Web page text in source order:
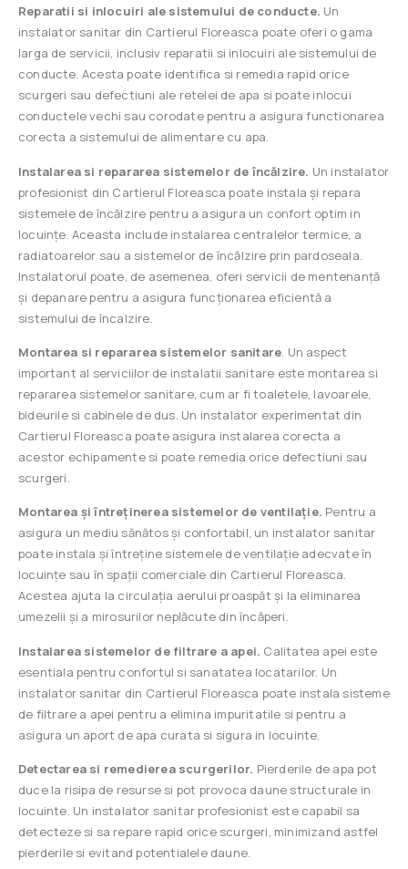
Reparatii si inlocuiri ale sistemului de conducte. Un
instalator sanitar din Cartierul Floreasca poate oferi o gama
larga de servicii, inclusiv reparatii si inlocuiri ale sistemului de
conducte. Acesta poate identifica si remedia rapid orice
scurgeri sau defectiuni ale retelei de apa si poate inlocui
conductele vechi sau corodate pentru a asigura functionarea
corecta a sistemului de alimentare cu apa.
Instalarea si repararea sistemelor de încălzire. Un instalator
profesionist din Cartierul Floreasca poate instala și repara
sistemele de încălzire pentru a asigura un confort optim in
locuințe. Aceasta include instalarea centralelor termice, a
radiatoarelor sau a sistemelor de încălzire prin pardoseala.
Instalatorul poate, de asemenea, oferi servicii de mentenanță
și depanare pentru a asigura funcționarea eficientă a
sistemului de încalzire.
Montarea si repararea sistemelor sanitare. Un aspect
important al serviciilor de instalatii sanitare este montarea si
repararea sistemelor sanitare, cum ar fi toaletele, lavoarele,
bideurile si cabinele de dus. Un instalator experimentat din
Cartierul Floreasca poate asigura instalarea corecta a
acestor echipamente si poate remedia orice defectiuni sau
scurgeri.
Montarea și întreținerea sistemelor de ventilație. Pentru a
asigura un mediu sănătos și confortabil, un instalator sanitar
poate instala și întreține sistemele de ventilație adecvate în
locuințe sau în spații comerciale din Cartierul Floreasca.
Acestea ajuta la circulația aerului proaspăt și la eliminarea
umezelii și a mirosurilor neplăcute din încăperi.
Instalarea sistemelor de filtrare a apei. Calitatea apei este
esentiala pentru confortul si sanatatea locatarilor. Un
instalator sanitar din Cartierul Floreasca poate instala sisteme
de filtrare a apei pentru a elimina impuritatile si pentru a
asigura un aport de apa curata si sigura in locuinte.
Detectarea si remedierea scurgerilor. Pierderile de apa pot
duce la risipa de resurse si pot provoca daune structurale in
locuinte. Un instalator sanitar profesionist este capabil sa
detecteze si sa repare rapid orice scurgeri, minimizand astfel
pierderile si evitand potentialele daune.